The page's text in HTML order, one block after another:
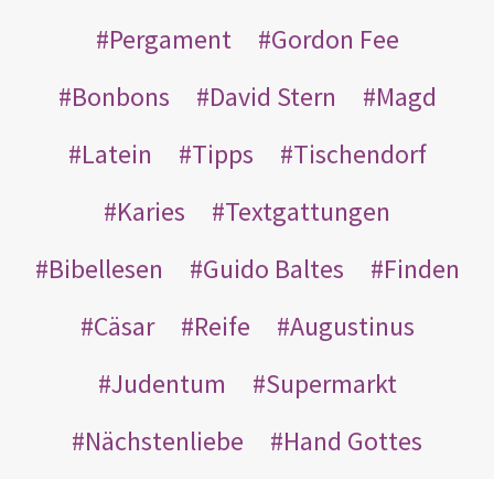
Pergament
Gordon Fee
Bonbons
David Stern
Magd
Latein
Tipps
Tischendorf
Karies
Textgattungen
Bibellesen
Guido Baltes
Finden
Cäsar
Reife
Augustinus
Judentum
Supermarkt
Nächstenliebe
Hand Gottes